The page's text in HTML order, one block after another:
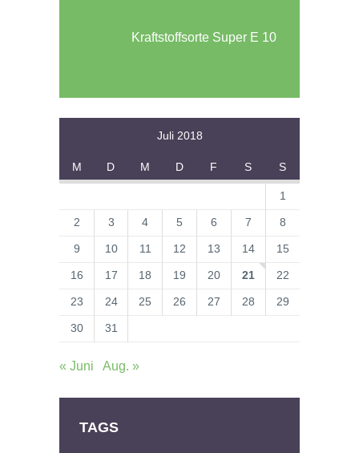
Kraftstoffsorte Super E 10
Juli 2018
M D M D F S S
1
2 3 4 5 6 7 8
9 10 11 12 13 14 15
16 17 18 19 20 21 22
23 24 25 26 27 28 29
30 31
« Juni Aug. »
TAGS